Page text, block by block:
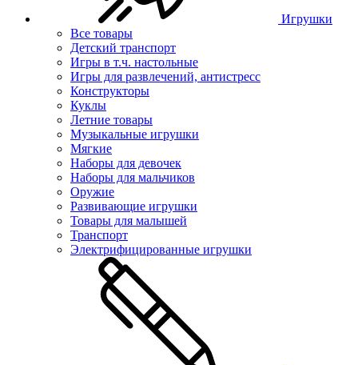
Игрушки
Все товары
Детский транспорт
Игры в т.ч. настольные
Игры для развлечений, антистресс
Конструкторы
Куклы
Летние товары
Музыкальные игрушки
Мягкие
Наборы для девочек
Наборы для мальчиков
Оружие
Развивающие игрушки
Товары для малышей
Транспорт
Электрифицированные игрушки